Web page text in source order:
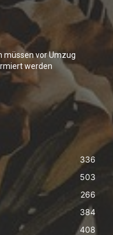
müssen vor Umzug
werden
336
503
266
384
408